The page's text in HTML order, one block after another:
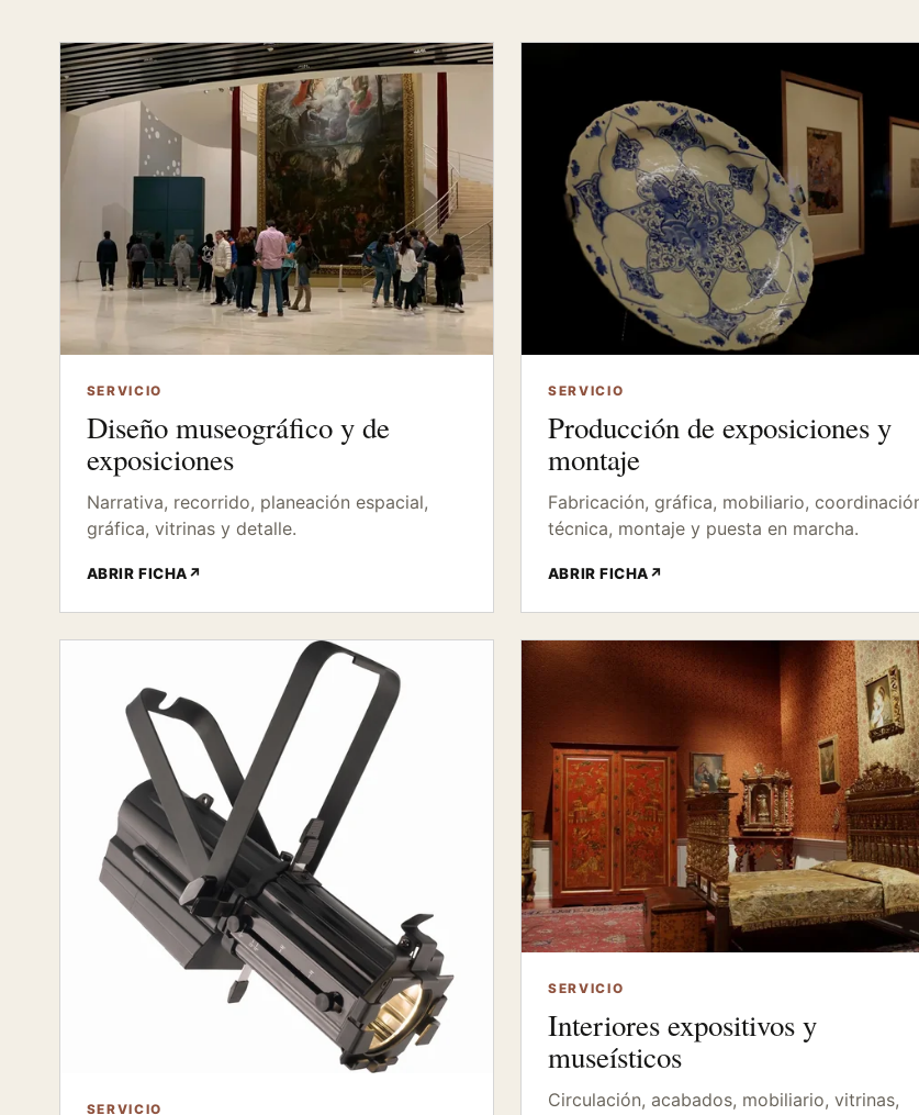
SERVICIO
Diseño museográfico y de
exposiciones
Narrativa, recorrido, planeación espacial,
gráfica, vitrinas y detalle.
ABRIR FICHA↗
SERVICIO
Producción de exposiciones y
montaje
Fabricación, gráfica, mobiliario,
técnica, montaje y puesta en marcha.
ABRIR FICHA↗
SERVICIO
SERVICIO
Interiores expositivos y
museísticos
Circulación, acabados, mobiliario, vitrinas,